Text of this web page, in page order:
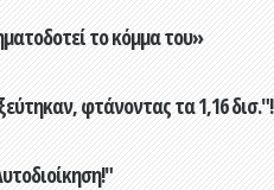
το κόμμα του»
φτάνοντας τα 1,16 δισ."!